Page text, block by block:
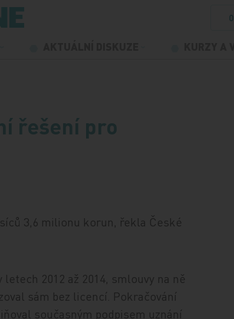
řešení pro
3,6 milionu korun, řekla České
2012 až 2014, smlouvy na ně
sám bez licencí. Pokračování
současným podpisem uznání